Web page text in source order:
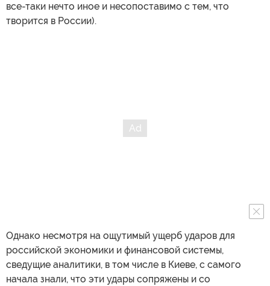
все-таки нечто иное и несопоставимо с тем, что
творится в России).
Однако несмотря на ощутимый ущерб ударов для
российской экономики и финансовой системы,
сведущие аналитики, в том числе в Киеве, с самого
начала знали, что эти удары сопряжены и со